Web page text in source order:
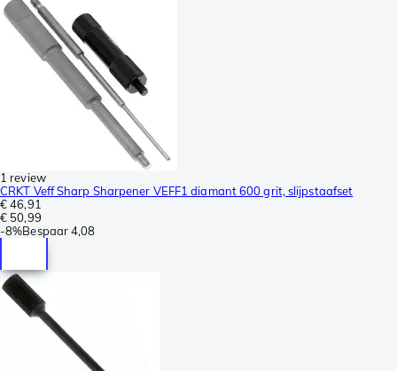
1 review
CRKT Veff Sharp Sharpener VEFF1 diamant 600 grit, slijpstaafset
€ 46,91
€ 50,99
-8%Bespaar4,08